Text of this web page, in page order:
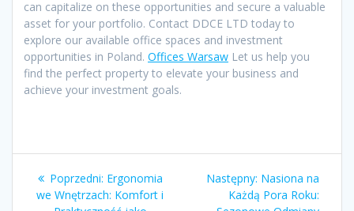
can capitalize on these opportunities and secure a valuable
asset for your portfolio. Contact DDCE LTD today to
explore our available office spaces and investment
opportunities in Poland. Offices Warsaw Let us help you
find the perfect property to elevate your business and
achieve your investment goals.
Nawigacja
wpisu
Poprzedni: Poprzedni
wpis:
Ergonomia
we Wnętrzach: Komfort i
Następny: Następny
wpis:
Nasiona na
Każdą Pora Roku: